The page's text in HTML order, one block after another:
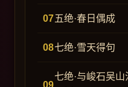
五绝·春日偶成
七绝·雪天得句
七绝·与峻石吴